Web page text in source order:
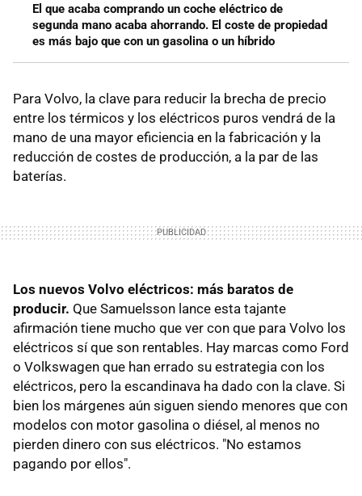
El que acaba comprando un coche eléctrico de
segunda mano acaba ahorrando. El coste de propiedad
es más bajo que con un gasolina o un híbrido
Para Volvo, la clave para reducir la brecha de precio
entre los térmicos y los eléctricos puros vendrá de la
mano de una mayor eficiencia en la fabricación y la
reducción de costes de producción, a la par de las
baterías.
Los nuevos Volvo eléctricos: más baratos de
producir. Que Samuelsson lance esta tajante
afirmación tiene mucho que ver con que para Volvo los
eléctricos sí que son rentables. Hay marcas como Ford
o Volkswagen que han errado su estrategia con los
eléctricos, pero la escandinava ha dado con la clave. Si
bien los márgenes aún siguen siendo menores que con
modelos con motor gasolina o diésel, al menos no
pierden dinero con sus eléctricos. "No estamos
pagando por ellos".